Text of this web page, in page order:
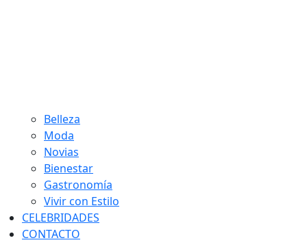
Belleza
Moda
Novias
Bienestar
Gastronomía
Vivir con Estilo
CELEBRIDADES
CONTACTO